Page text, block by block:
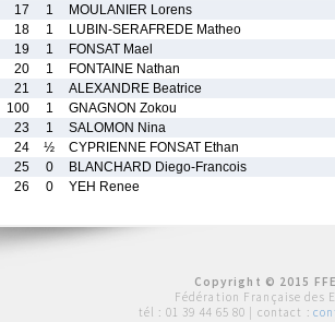
17
1
MOULANIER Lorens
18
1
LUBIN-SERAFREDE Matheo
19
1
FONSAT Mael
20
1
FONTAINE Nathan
21
1
ALEXANDRE Beatrice
100
1
GNAGNON Zokou
23
1
SALOMON Nina
24
½
CYPRIENNE FONSAT Ethan
25
0
BLANCHARD Diego-Francois
26
0 YEH Renee
Copyright © 2015
Fédération Française des
tél : 01 39 44 65 80 | contact :